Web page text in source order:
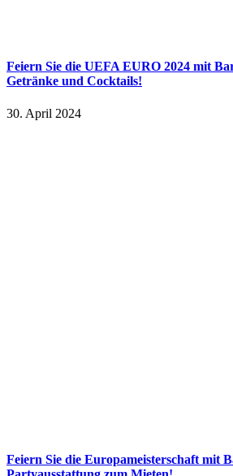
Feiern Sie die UEFA EURO 2024 mit
Getränke und Cocktails!
30. April 2024
Feiern Sie die Europameisterschaft mit